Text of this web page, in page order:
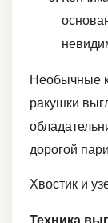
Необычные
ракушки
дорогой
Хвостик и
Техника